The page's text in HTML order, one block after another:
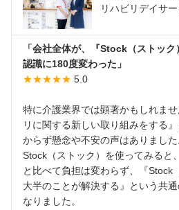
リハビリデイサ
「会社全体が、『Stock（ストッ
認識に180度変わった」
★★★★★ 5.0
特に介護業界では顕著かもしれま
リに関する新しい取り組みをする
からず懸念や不安の声はありまし
Stock（ストック）を使ってみると
と比べて負担は変わらず、『Stock
大半のことが解決する』という共
なりました。